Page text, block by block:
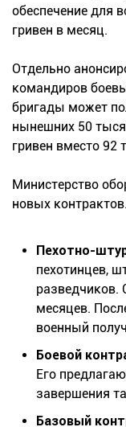
обеспечение для
гривен в месяц.
Отдельно
командиров
бригады может
нынешних 50
гривен вместо 92
Министерство
новых контрактов.
Пехотно-
пехотинцев,
разведчиков.
месяцев.
военный
Боевой
Его
завершения
Базовый